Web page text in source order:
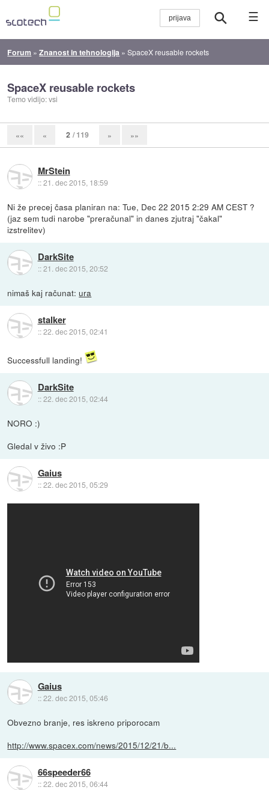
☰
Forum »Znanost in tehnologija »SpaceX reusable rockets
SpaceX reusable rockets
Temo vidijo: vsi
«« « 2 / 119 » »»
MrStein
::21. dec 2015, 18:59
Ni že precej časa planiran na: Tue, Dec 22 2015 2:29 AM CEST ?
(jaz sem tudi narobe "preračunal" in danes zjutraj "čakal"
izstrelitev)
DarkSite
::21. dec 2015, 20:52
nimaš kaj računat:ura
stalker
::22. dec 2015, 02:41
Successfull landing!
DarkSite
::22. dec 2015, 02:44
NORO :)
Gledal v živo :P
Gaius
::22. dec 2015, 05:29
Gaius
::22. dec 2015, 05:46
Obvezno branje, res iskreno priporocam
http://www.spacex.com/news/2015/12/21/b...
66speeder66
::22. dec 2015, 06:44